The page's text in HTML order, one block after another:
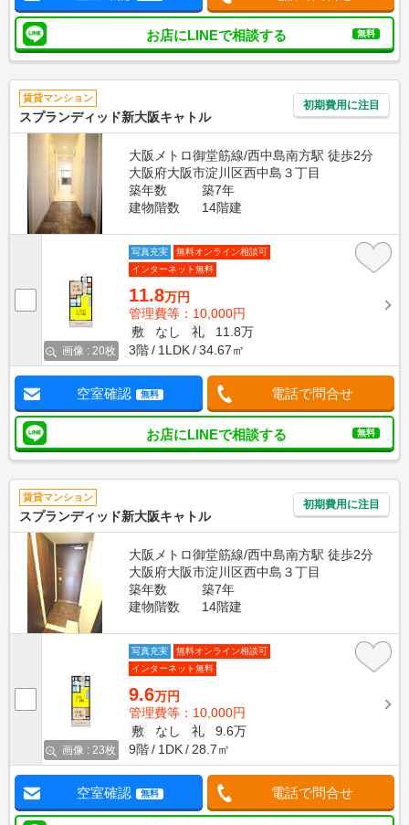
お店にLINEで相談する 無料
賃貸マンション
スプランディッド新大阪キャトル
初期費用に注目
大阪メトロ御堂筋線/西中島南方駅 徒歩2分
大阪府大阪市淀川区西中島３丁目
築年数
築7年
建物階数
14階建
画像 : 20枚
写真充実
無料オンライン相談可
インターネット無料
11.8万円
管理費等：10,000円
敷
なし 礼
11.8万
3階
1LDK 34.67㎡
空室確認 無料 電話で問合せ
お店にLINEで相談する 無料
賃貸マンション
スプランディッド新大阪キャトル
初期費用に注目
大阪メトロ御堂筋線/西中島南方駅 徒歩2分
大阪府大阪市淀川区西中島３丁目
築年数
築7年
建物階数
14階建
画像 : 23枚
写真充実
無料オンライン相談可
インターネット無料
9.6万円
管理費等：10,000円
敷
なし 礼
9.6万
9階
1DK 28.7㎡
空室確認 無料 電話で問合せ